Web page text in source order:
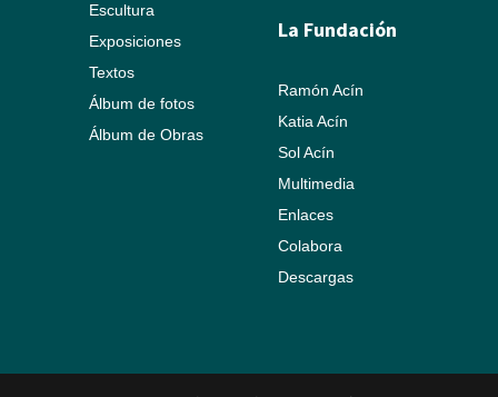
Escultura
Exposiciones
Textos
Álbum de fotos
Álbum de Obras
La Fundación
Ramón Acín
Katia Acín
Sol Acín
Multimedia
Enlaces
Colabora
Descargas